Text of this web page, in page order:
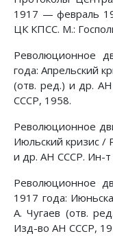
1917 — февраль
ЦК КПСС. М.:
Революционное
года: Апрельский
(отв. ред.) и др.
СССР, 1958.
Революционное
Июльский кризис /
и др. АН СССР. Ин-
Революционное
1917 года:
А. Чугаев (отв.
Изд-во АН СССР,